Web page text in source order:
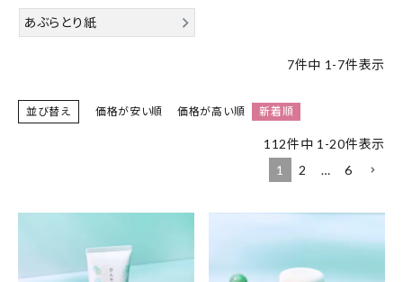
特集
ご利用ガイド
企業さま向け窓口
メディアさま向け窓口
あぶらとり紙
7件中 1 -7件表示
並び替え 価格が安い順 価格が高い順 新着順
112件中 1 -20件表示
1
2 … 6